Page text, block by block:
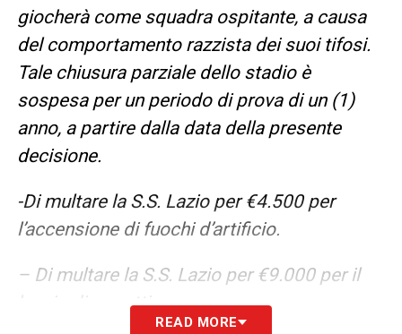
giocherà come squadra ospitante, a causa
del comportamento razzista dei suoi tifosi.
Tale chiusura parziale dello stadio è
sospesa per un periodo di prova di un (1)
anno, a partire dalla data della presente
decisione.
-Di multare la S.S. Lazio per €4.500 per
l’accensione di fuochi d’artificio.
– Di multare la S.S. Lazio per €9.000 per il
lancio di oggetti.
READ MORE